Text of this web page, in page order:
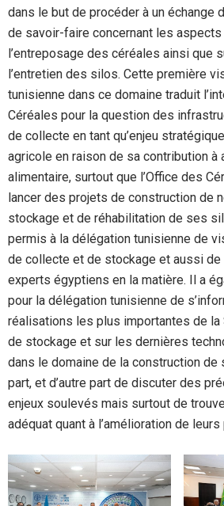
dans le but de procéder à un échange
de savoir-faire concernant les
l’entreposage des céréales ainsi que
l’entretien des silos. Cette première
tunisienne dans ce domaine traduit
Céréales pour la question des
de collecte en tant qu’enjeu
agricole en raison de sa contribution à
alimentaire, surtout que l’Office des
lancer des projets de construction de
stockage et de réhabilitation de ses
permis à la délégation tunisienne de
de collecte et de stockage et aussi de
experts égyptiens en la matière. Il a
pour la délégation tunisienne de
réalisations les plus importantes de la
de stockage et sur les dernières
dans le domaine de la construction de
part, et d’autre part de discuter des
enjeux soulevés mais surtout de
adéquat quant à l’amélioration de